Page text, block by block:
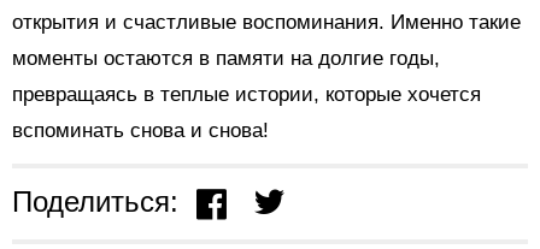
открытия и счастливые воспоминания. Именно такие
моменты остаются в памяти на долгие годы,
превращаясь в теплые истории, которые хочется
вспоминать снова и снова!
Поделиться: